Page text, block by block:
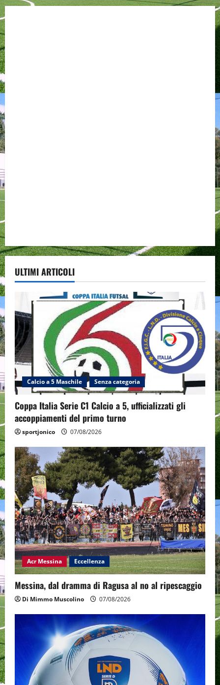
ULTIMI ARTICOLI
Calcio a 5 Maschile Senza categoria
Coppa Italia Serie C1 Calcio a 5, ufficializzati gli
accoppiamenti del primo turno
sportjonico 07/08/2026
Acr Messina Eccellenza
Messina, dal dramma di Ragusa al no al ripescaggio
Di Mimmo Muscolino 07/08/2026